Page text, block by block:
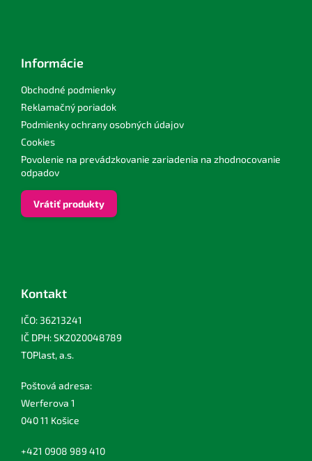
Informácie
Obchodné podmienky
Reklamačný poriadok
Podmienky ochrany osobných údajov
Cookies
Povolenie na prevádzkovanie zariadenia na zhodnocovanie
odpadov
Vrátiť produkty
Kontakt
IČO: 36213241
IČ DPH: SK2020048789
TOPlast, a.s.
Poštová adresa:
Werferova 1
040 11 Košice
+421 0908 989 410